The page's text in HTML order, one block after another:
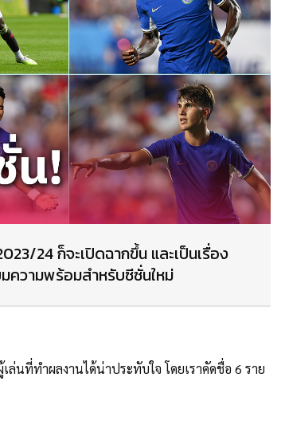
24 ก็จะเปิดฉากขึ้น และเป็นเรื่อง
ความพร้อมสำหรับซีซั่นใหม่
ล่นที่ทำผลงานได้น่าประทับใจ โดยเราคัดชื่อ 6 ราย